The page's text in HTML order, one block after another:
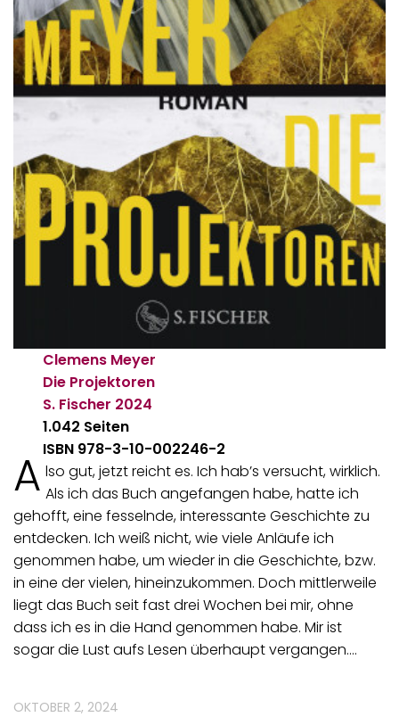
Clemens Meyer
Die Projektoren
S. Fischer 2024
1.042 Seiten
ISBN 978-3-10-002246-2
A lso gut, jetzt reicht es. Ich hab’s versucht, wirklich.
Als ich das Buch angefangen habe, hatte ich
gehofft, eine fesselnde, interessante Geschichte zu
entdecken. Ich weiß nicht, wie viele Anläufe ich
genommen habe, um wieder in die Geschichte, bzw.
in eine der vielen, hineinzukommen. Doch mittlerweile
liegt das Buch seit fast drei Wochen bei mir, ohne
dass ich es in die Hand genommen habe. Mir ist
sogar die Lust aufs Lesen überhaupt vergangen.…
OKTOBER 2, 2024